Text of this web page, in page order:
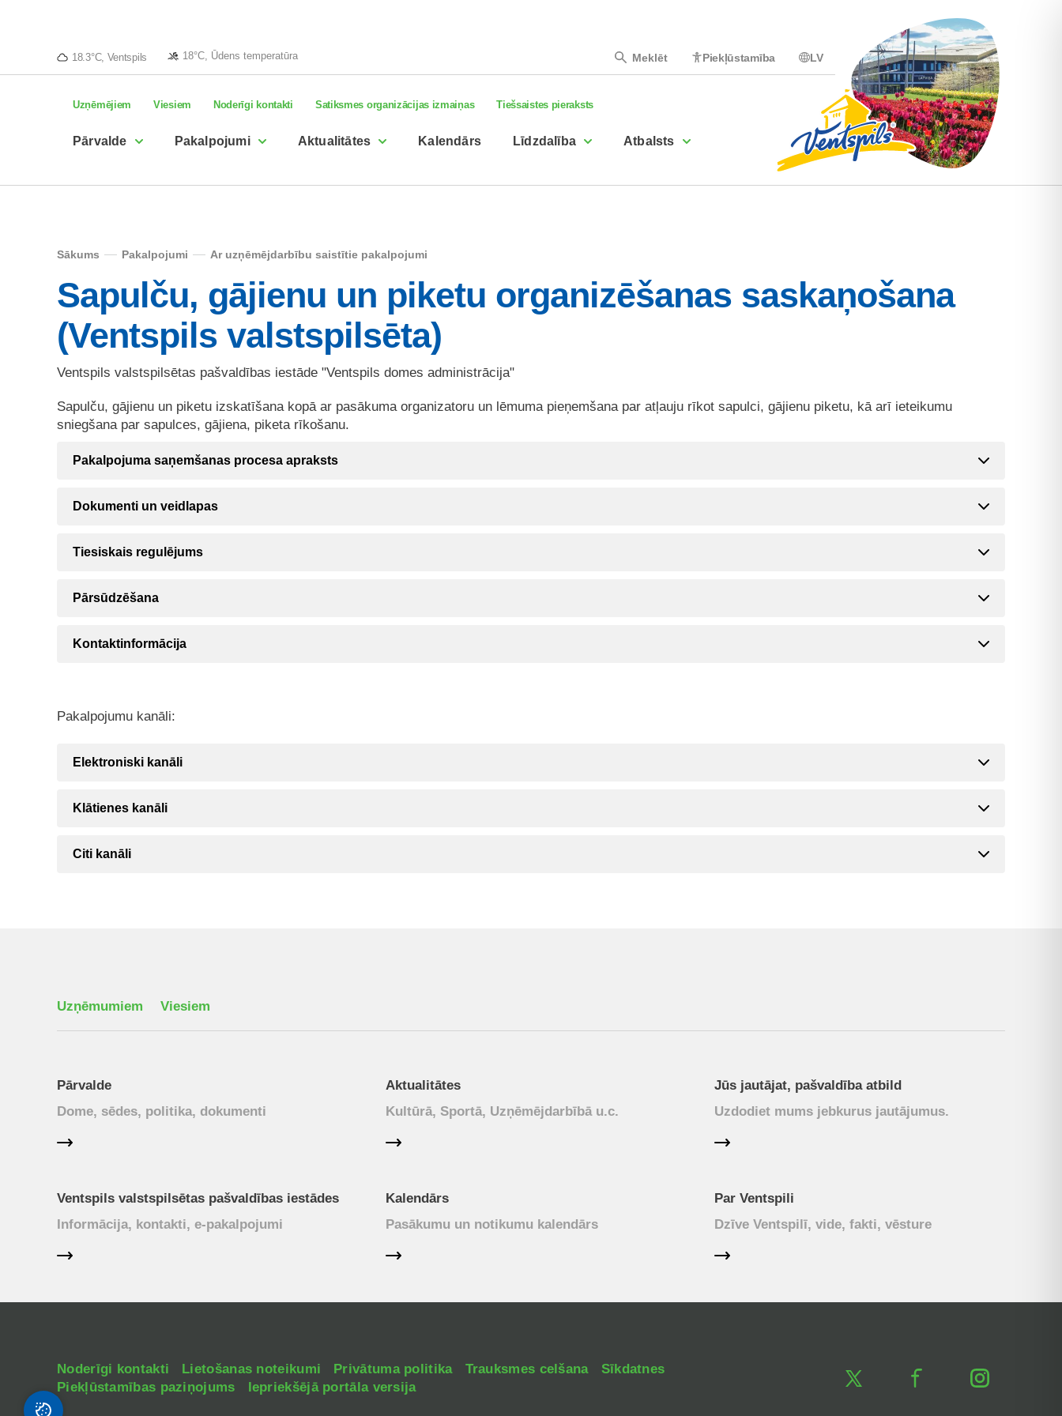
18.3°C, Ventspils 18°C, Ūdens temperatūra Meklēt Piekļūstamība LV
Uzņēmējiem Viesiem Noderīgi kontakti Satiksmes organizācijas izmaiņas Tiešsaistes pieraksts
Pārvalde Pakalpojumi Aktualitātes Kalendārs Līdzdalība Atbalsts
Sākums Pakalpojumi Ar uzņēmējdarbību saistītie pakalpojumi
Sapulču, gājienu un piketu organizēšanas saskaņošana
(Ventspils valstspilsēta)
Ventspils valstspilsētas pašvaldības iestāde "Ventspils domes administrācija"
Sapulču, gājienu un piketu izskatīšana kopā ar pasākuma organizatoru un lēmuma pieņemšana par atļauju rīkot sapulci, gājienu piketu, kā arī ieteikumu
sniegšana par sapulces, gājiena, piketa rīkošanu.
Pakalpojuma saņemšanas procesa apraksts
Dokumenti un veidlapas
Tiesiskais regulējums
Pārsūdzēšana
Kontaktinformācija
Pakalpojumu kanāli:
Elektroniski kanāli
Klātienes kanāli
Citi kanāli
Uzņēmumiem Viesiem
Pārvalde
Dome, sēdes, politika, dokumenti
Aktualitātes
Kultūrā, Sportā, Uzņēmējdarbībā u.c.
Jūs jautājat, pašvaldība atbild
Uzdodiet mums jebkurus jautājumus.
Ventspils valstspilsētas pašvaldības iestādes
Informācija, kontakti, e-pakalpojumi
Kalendārs
Pasākumu un notikumu kalendārs
Par Ventspili
Dzīve Ventspilī, vide, fakti, vēsture
Noderīgi kontakti Lietošanas noteikumi Privātuma politika Trauksmes celšana
Sīkdatnes
Piekļūstamības paziņojums
Iepriekšējā portāla versija